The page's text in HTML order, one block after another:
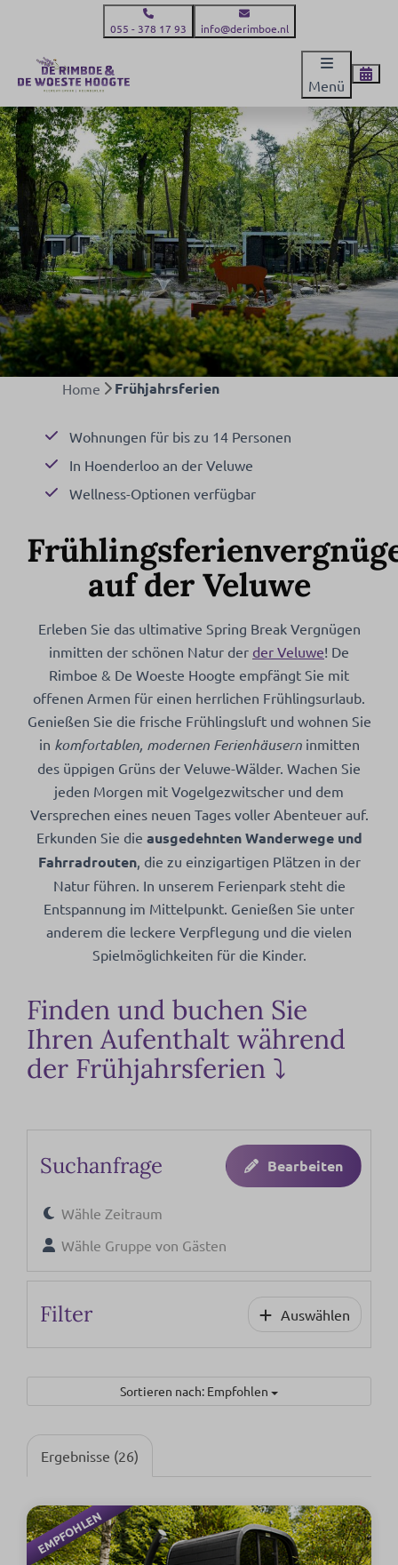
055 - 378 17 93 info@derimboe.nl
Menü
Home Frühjahrsferien
Wohnungen für bis zu 14 Personen
In Hoenderloo an der Veluwe
Wellness-Optionen verfügbar
auf der Veluwe
Erleben Sie das ultimative Spring Break Vergnügen
inmitten der schönen Natur der der Veluwe! De
Rimboe & De Woeste Hoogte empfängt Sie mit
offenen Armen für einen herrlichen Frühlingsurlaub.
Genießen Sie die frische Frühlingsluft und wohnen Sie
in komfortablen, modernen Ferienhäuserninmitten
des üppigen Grüns der Veluwe-Wälder. Wachen Sie
jeden Morgen mit Vogelgezwitscher und dem
Versprechen eines neuen Tages voller Abenteuer auf.
Erkunden Sie die ausgedehnten Wanderwege und
Fahrradrouten, die zu einzigartigen Plätzen in der
Natur führen. In unserem Ferienpark steht die
Entspannung im Mittelpunkt. Genießen Sie unter
anderem die leckere Verpflegung und die vielen
Spielmöglichkeiten für die Kinder.
Finden und buchen Sie
Ihren Aufenthalt während
der Frühjahrsferien ⤵
Suchanfrage Bearbeiten
Wähle Zeitraum
Wähle Gruppe von Gästen
Filter Auswählen
Sortieren nach: Empfohlen
Ergebnisse (26)
EMPFOHLEN